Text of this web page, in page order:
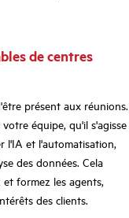
de centres
présent aux réunions.
équipe, qu'il s'agisse
l'IA et l'automatisation,
des données. Cela
formez les agents,
des clients.